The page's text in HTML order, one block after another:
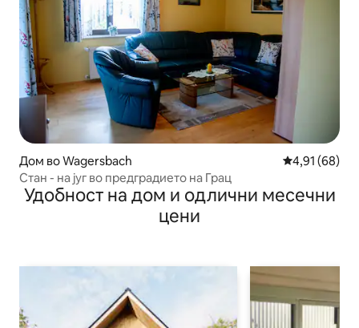
Дом во Wagersbach Просечна
4,91 (68)
Стан - на југ во предградието на Грац
Удобност на дом и одлични месечни
цени